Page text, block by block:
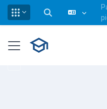
Pārslēgt
Sānu panelis